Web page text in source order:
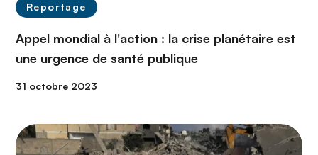
Reportage
Appel mondial à l'action : la crise planétaire est
une urgence de santé publique
31 octobre 2023